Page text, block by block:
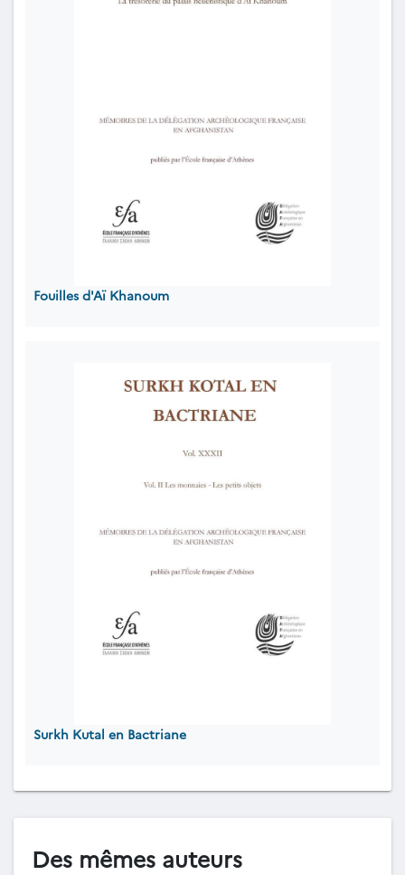
Fouilles d'Aï Khanoum
Surkh Kutal en Bactriane
Des mêmes auteurs